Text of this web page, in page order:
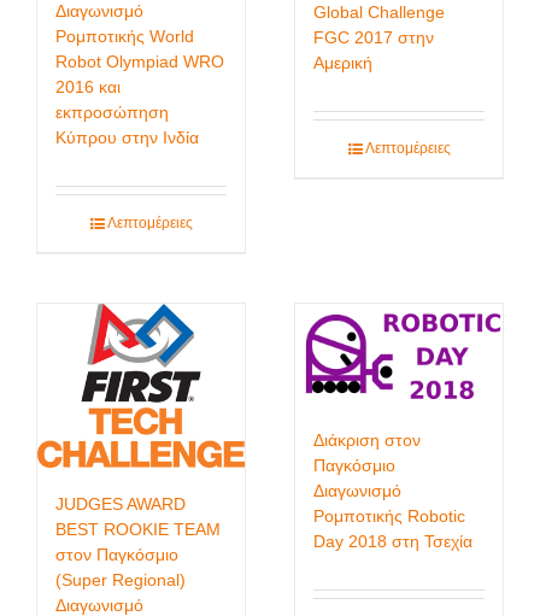
Διαγωνισμό
Ρομποτικής World
Robot Olympiad WRO
2016 και
εκπροσώπηση
Κύπρου στην Ινδία
Λεπτομέρειες
Global Challenge
FGC 2017 στην
Αμερική
Λεπτομέρειες
JUDGES AWARD
BEST ROOKIE TEAM
στον Παγκόσμιο
(Super Regional)
Διαγωνισμό
Διάκριση στον
Παγκόσμιο
Διαγωνισμό
Ρομποτικής Robotic
Day 2018 στη Τσεχία